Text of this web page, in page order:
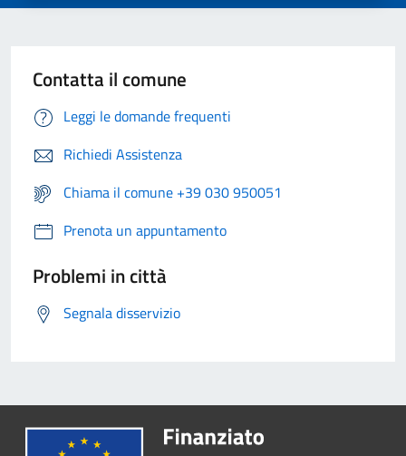
Contatta il comune
Leggi le domande frequenti
Richiedi Assistenza
Chiama il comune +39 030 950051
Prenota un appuntamento
Problemi in città
Segnala disservizio